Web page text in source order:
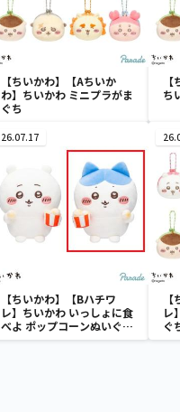
【ちいかわ】【Aちいか
わ】ちいかわ ミニプラがま
ぐち
ち
26.07.17
【ちいかわ】【Bハチワ
レ】ちいかわ いっしょに食
べよ ポップコーンぬいぐる
み
レ
ぐ